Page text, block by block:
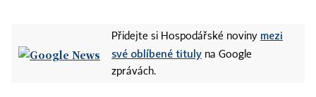
Přidejte si Hospodářské noviny mezi
své oblíbené tituly na Google
zprávách.